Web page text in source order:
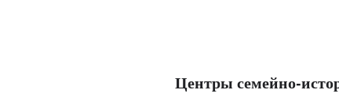
Центры семейно-